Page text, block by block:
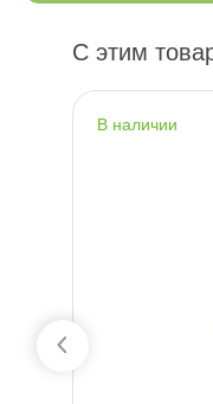
С этим
наличии